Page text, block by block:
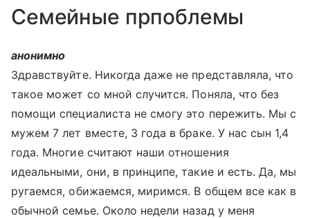
Семейные прпоблемы
анонимно
Здравствуйте. Никогда даже не представляла, что
такое может со мной случится. Поняла, что без
помощи специалиста не смогу это пережить. Мы с
мужем 7 лет вместе, 3 года в браке. У нас сын 1,4
года. Многие считают наши отношения
идеальными, они, в принципе, такие и есть. Да, мы
ругаемся, обижаемся, миримся. В общем все как в
обычной семье. Около недели назад у меня